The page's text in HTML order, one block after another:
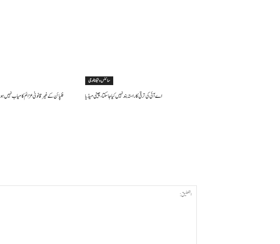
سائنس وٹیکنالوجی
اے آئی کی ترقی کا راستہ بند نہیں کیا جا سکتا، چینی میڈیا فلپائن کے غیر قانونی عزائم کامیاب نہیں